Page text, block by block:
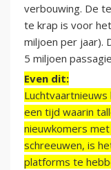
verbouwing. De
te krap is voor
miljoen per jaar).
5 miljoen
Even dit:
een tijd waarin
nieuwkomers
schreeuwen, is
platforms te